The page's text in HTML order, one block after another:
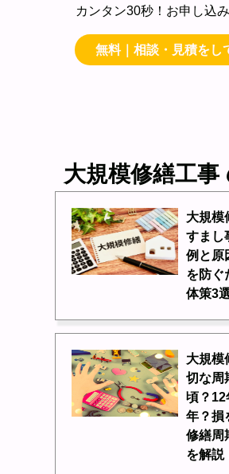
カンタン30秒！お申し込
無料｜相談・見積をし
大規模修繕工事
大規模
すまし
例と原
を防ぐ
体策3
大規模
切な周
頃？12
年？損
修繕周
を解説